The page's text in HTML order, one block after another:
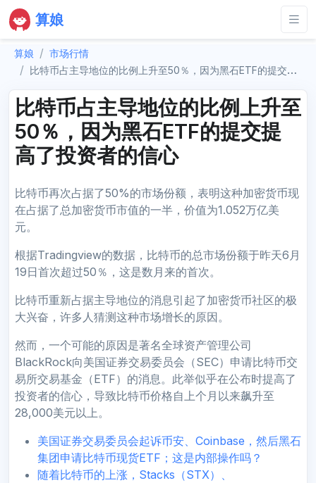
算娘
算娘
市场行情
比特币占主导地位的比例上升至50％，因为黑石ETF的提交提高了投资者的信心
比特币占主导地位的比例上升至
50％，因为黑石ETF的提交提
高了投资者的信心
比特币再次占据了50%的市场份额，表明这种加密货币现
在占据了总加密货币市值的一半，价值为1.052万亿美
元。
根据Tradingview的数据，比特币的总市场份额于昨天6月
19日首次超过50％，这是数月来的首次。
比特币重新占据主导地位的消息引起了加密货币社区的极
大兴奋，许多人猜测这种市场增长的原因。
然而，一个可能的原因是著名全球资产管理公司
BlackRock向美国证券交易委员会（SEC）申请比特币交
易所交易基金（ETF）的消息。此举似乎在公布时提高了
投资者的信心，导致比特币价格自上个月以来飙升至
28,000美元以上。
美国证券交易委员会起诉币安、Coinbase，然后黑石
集团申请比特币现货ETF；这是内部操作吗？
随着比特币的上涨，Stacks（STX）、